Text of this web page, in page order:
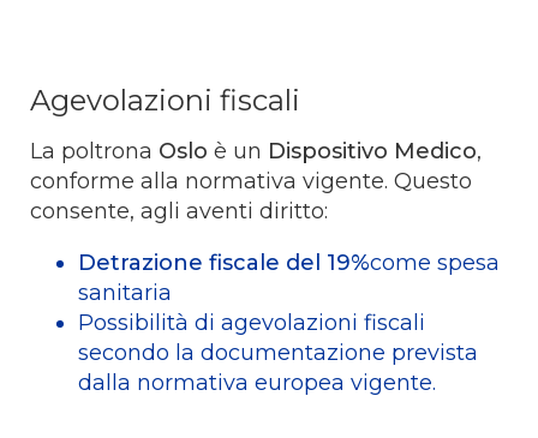
Agevolazioni fiscali
La poltrona Oslo è un Dispositivo Medico,
conforme alla normativa vigente. Questo
consente, agli aventi diritto:
Detrazione fiscale del 19%come spesa
sanitaria
Possibilità di agevolazioni fiscali
secondo la documentazione prevista
dalla normativa europea vigente.